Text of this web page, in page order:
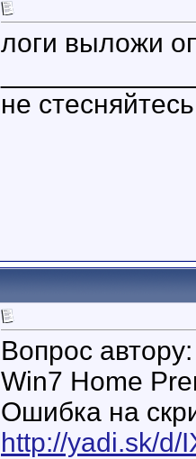
логи выложи
не
Вопрос
Win7 Home
Ошибка на
http://yadi.sk/d/